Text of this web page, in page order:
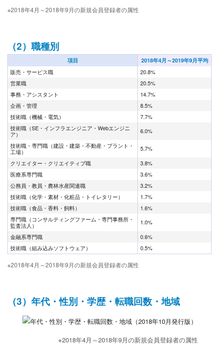
※2018年4月～2018年9月の新規会員登録者の属性
（2）職種別
項目 2018年4月～2019年9月平均
販売・サービス職
20.8%
営業職
20.5%
事務・アシスタント
14.7%
企画・管理
8.5%
技術職（機械・電気）
7.7%
技術職（SE・インフラエンジニア・Webエンジニ
ア）
6.0%
技術職・専門職（建設・建築・不動産・プラント・
工場）
5.7%
クリエイター・クリエイティブ職
3.8%
医療系専門職
3.6%
公務員・教員・農林水産関連職
3.2%
技術職（化学・素材・化粧品・トイレタリー）
1.7%
技術職（食品・香料・飼料）
1.6%
専門職（コンサルティングファーム・専門事務所・
監査法人）
1.0%
金融系専門職
0.6%
技術職（組み込みソフトウェア）
0.5%
※2018年4月～2018年9月の新規会員登録者の属性
（3）年代・性別・学歴・転職回数・地域
※2018年4月～2018年9月の新規会員登録者の属性